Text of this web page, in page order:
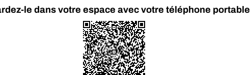
le dans votre espace avec votre téléphone portable